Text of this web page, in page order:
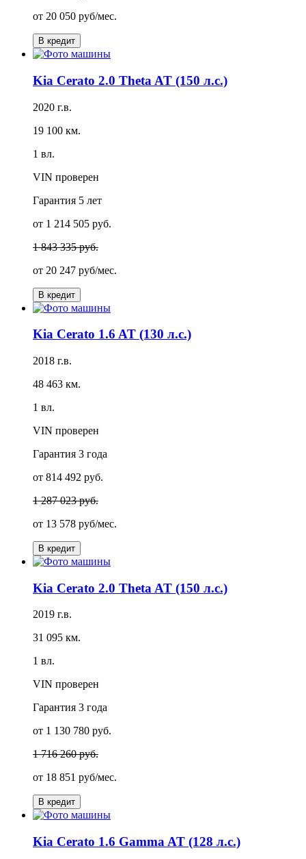
от 20 050 руб/мес.
В кредит
Kia Cerato 2.0 Theta AT (150 л.с.)
2020 г.в.
19 100 км.
1 вл.
VIN проверен
Гарантия 5 лет
от 1 214 505 руб.
1 843 335 руб.
от 20 247 руб/мес.
В кредит
Kia Cerato 1.6 AT (130 л.с.)
2018 г.в.
48 463 км.
1 вл.
VIN проверен
Гарантия 3 года
от 814 492 руб.
1 287 023 руб.
от 13 578 руб/мес.
В кредит
Kia Cerato 2.0 Theta AT (150 л.с.)
2019 г.в.
31 095 км.
1 вл.
VIN проверен
Гарантия 3 года
от 1 130 780 руб.
1 716 260 руб.
от 18 851 руб/мес.
В кредит
Kia Cerato 1.6 Gamma AT (128 л.с.)